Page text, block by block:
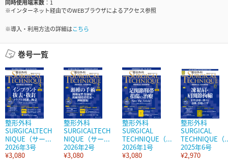
同時使用端末数
1
※インターネット経由でのWEBブラウザによるアクセス参照
※導入・利用方法の詳細はこちら
巻号一覧
整形外科
SURGICALTECH
NIQUE（サー...
2026年3号
¥3,080
整形外科
SURGICALTECH
NIQUE（サー...
2026年2号
¥3,080
整形外科
SURGICAL
TECHNIQUE（...
2026年1号
¥3,080
整形外科
SURGICAL
TECHNIQUE（
2025年6号
¥2,970